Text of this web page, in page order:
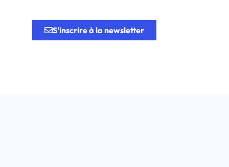
S'inscrire à la newsletter